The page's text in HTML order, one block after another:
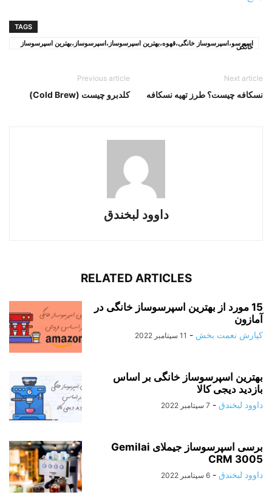
TAGS
اسپرسو،اسپرسوساز خانگی،قهوه،بهترین اسپرسوساز،اسپرسوساز،بهترین اسپرسوساز
خانگی
Previous article
کلدبرو چیست (Cold Brew)
Next article
نسکافه چیست؟ طرز تهیه نسکافه
داوود لبخندق
RELATED ARTICLES
15 مورد از بهترین اسپرسوساز خانگی در
آمازون
کیارش نعمت بخش - 11 سپتامبر 2022
بهترین اسپرسوساز خانگی بر اساس
بازدید دیجی کالا
داوود لبخندق - 7 سپتامبر 2022
برسی اسپرسوساز جیملای Gemilai
CRM 3005
داوود لبخندق - 6 سپتامبر 2022